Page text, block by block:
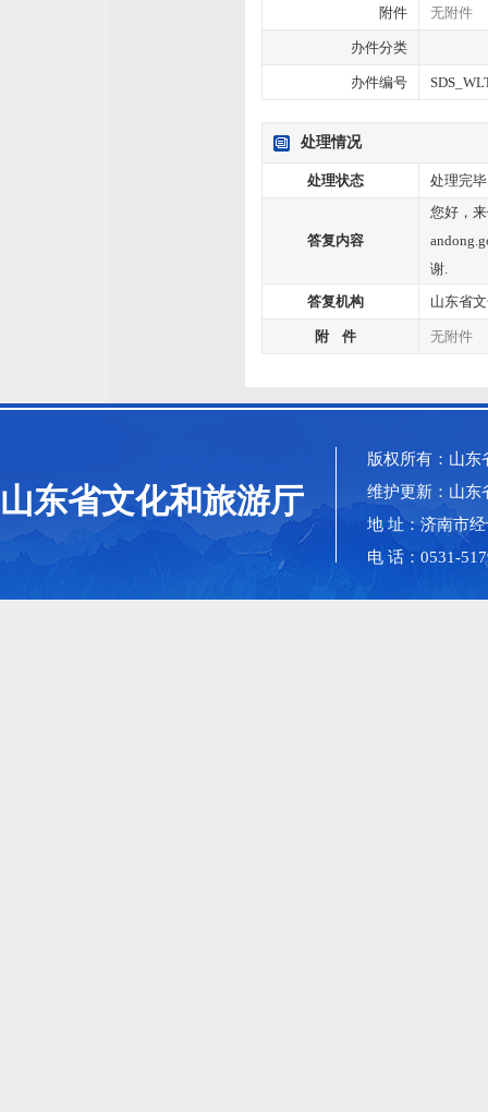
附件 无附件
办件分类
办件编号
处理情况
处理状态 处理完毕
答复内容
您好，
谢.
答复机构
山东省
附 件 无附件
山东省文化和旅游厅
版权所有：山东
维护更新：山东
地 址：济南市
电 话：0531-